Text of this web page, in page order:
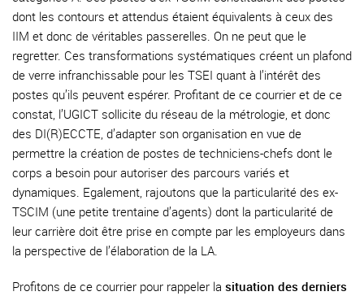
dont les contours et attendus étaient équivalents à ceux des
IIM et donc de véritables passerelles. On ne peut que le
regretter. Ces transformations systématiques créent un plafond
de verre infranchissable pour les TSEI quant à l’intérêt des
postes qu’ils peuvent espérer. Profitant de ce courrier et de ce
constat, l’UGICT sollicite du réseau de la métrologie, et donc
des DI(R)ECCTE, d’adapter son organisation en vue de
permettre la création de postes de techniciens-chefs dont le
corps a besoin pour autoriser des parcours variés et
dynamiques. Egalement, rajoutons que la particularité des ex-
TSCIM (une petite trentaine d’agents) dont la particularité de
leur carrière doit être prise en compte par les employeurs dans
la perspective de l’élaboration de la LA.
Profitons de ce courrier pour rappeler la situation des derniers